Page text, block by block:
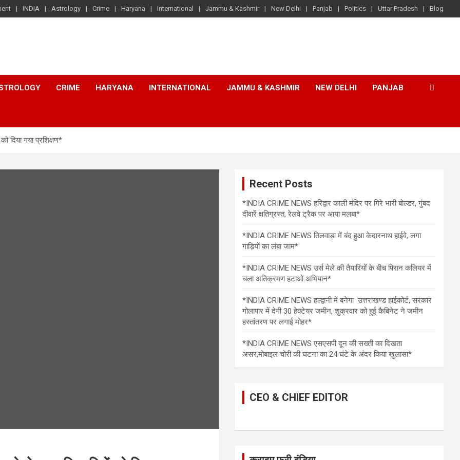
INDIA Astrology Crime Haryana International Jammu & Kashmir New Delhi Panjab Politics Uttar Pradesh Blog
CRIME HARYANA INTERNATIONAL JAMMU & KASHMIR NEW DELHI PANJAB
दिया गया प्रशिक्षण*
Recent Posts
*INDIA CRIME NEWS हरिद्वार काली मंदिर पर गिरे भारी बोल्डर, गुंबद
दीवारें क्षतिग्रस्त, रेलवे ट्रैक पर आया मलबा*
*INDIA CRIME NEWS तिलवाड़ा में बंद हुआ केदारनाथ हाईवे, लगा
गाड़ियों का लंबा जाम*
*INDIA CRIME NEWS उर्स मेले की तैयारियों के बीच पिरान कलियर में
चला अतिक्रमण हटाओ अभियान*
*INDIA CRIME NEWS हल्द्वानी में बनेगा उत्तराखण्ड हाईकोर्ट, सरकार
गोलापार में देगी 30 हेक्टेयर जमीन, शुक्रवार को हुई कैबिनेट ने जमीन
हस्तांतरण पर लगाई मोहर*
*INDIA CRIME NEWS एसएसपी दून की सख्ती का दिखता
असर,मोबाइल चोरी की घटना का 24 घंटे के अंदर किया खुलासा*
CEO & CHIEF EDITOR